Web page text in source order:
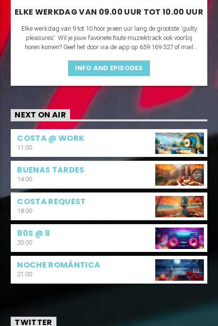
ELKE WERKDAG VAN 09.00 UUR TOT 10.00 UUR
Elke werkdag van 9 tot 10 hoor je een uur lang de grootste 'guilty
pleasures'. Wil je jouw favoriete foute muziektrack ook voorbij
horen komen? Geef het door via de app op 659 169 527 of mail
INFO AND EPISODES
NEXT ON AIR
COSTA @ WORK
11:00
BUENAS TARDES
14:00
COSTA REQUEST
18:00
80S @ 8
20:00
NOCHE ROMÁNTICA
21:00
TWITTER